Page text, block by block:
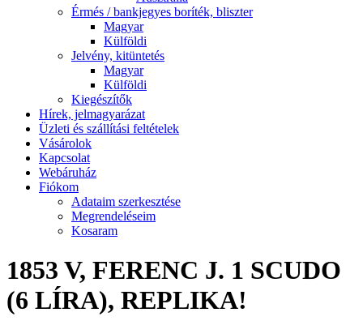
Érmés / bankjegyes boríték, bliszter
Magyar
Külföldi
Jelvény, kitüntetés
Magyar
Külföldi
Kiegészítők
Hírek, jelmagyarázat
Üzleti és szállítási feltételek
Vásárolok
Kapcsolat
Webáruház
Fiókom
Adataim szerkesztése
Megrendeléseim
Kosaram
1853 V, FERENC J. 1 SCUDO
(6 LÍRA), REPLIKA!